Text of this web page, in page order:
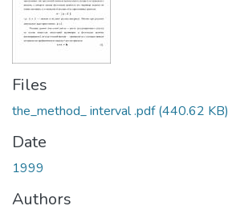
Files
the_method_ interval .pdf(440.62 KB)
Date
1999
Authors